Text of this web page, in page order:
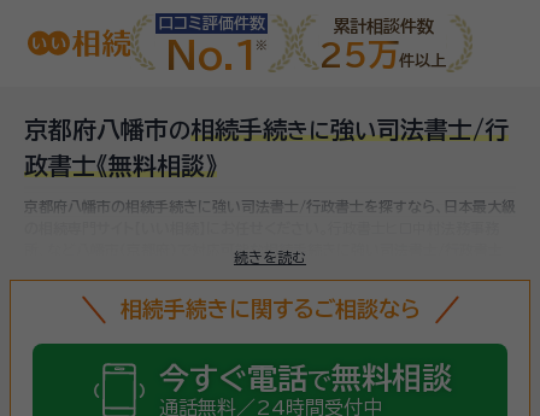
口コミ評価件数
No.1
累計相談件数
25万件以上
京都府八幡市の相続手続き に強い司法書士/行
政書士《無料相談》
続きを読む
京都府八幡市の相続手続きに強い司法書士/行政書士を探すなら、日本最大級
八幡市(京都府)で対応可能な相続手続きに強い司法書士/行政書士
に必要な手続きです。相続人・相続財産の確認、遺言書の確認、遺産分割協議、
相続財産の名義変更、相続税の申告・納税（相続財産が基礎控除額を超えてい
相続手続きに関するご相談なら
今すぐ電話で無料相談
通話無料／24時間受付中